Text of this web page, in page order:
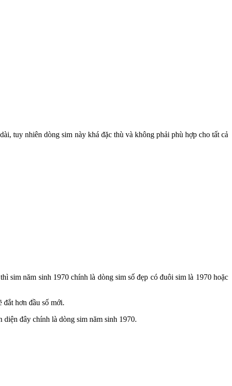
tuy nhiên dòng sim này khá đặc thù và không phải phù hợp cho tất cả
sim năm sinh 1970 chính là dòng sim số đẹp có đuôi sim là 1970 hoặc
đắt hơn đầu số mới.
đây chính là dòng sim năm sinh 1970.